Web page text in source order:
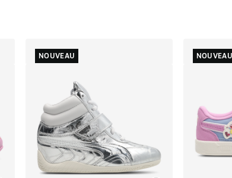
NOUVEAU NOUVEAU